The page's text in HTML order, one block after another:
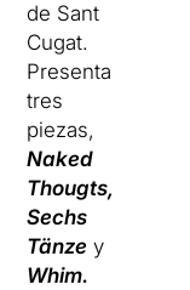
de Sant
Cugat.
Presenta
tres
piezas,
Naked
Thougts,
Sechs
Tänze y
Whim.